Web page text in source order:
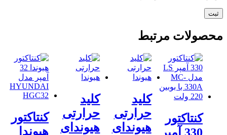
مرتبط
کنتاکتور
330 آمپر
کلید
حرارتی
هیوندای
کلید
حرارتی
هیوندای
کنتاکتور
هیوندا